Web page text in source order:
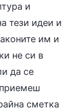
и
тези идеи и
им и
не си в
да се
сметка